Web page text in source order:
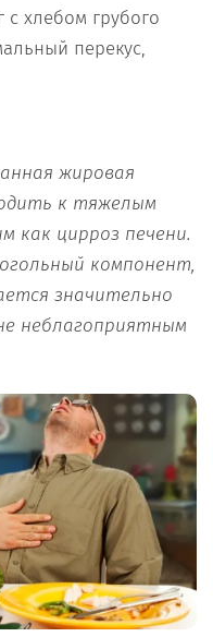
с хлебом грубого
перекус,
жировая
к тяжелым
как цирроз печени.
компонент,
значительно
неблагоприятным